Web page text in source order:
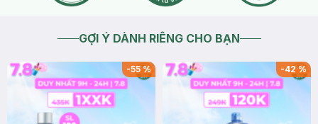
GỢI Ý DÀNH RIÊNG CHO BẠN
-55% -42%